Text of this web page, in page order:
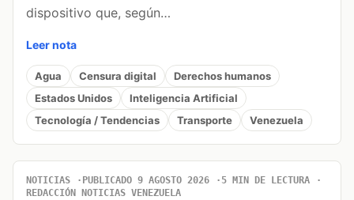
dispositivo que, según…
Leer nota
Agua Censura digital
Derechos humanos
Estados Unidos
Inteligencia Artificial
Tecnología / Tendencias
Transporte Venezuela
NOTICIAS PUBLICADO 9 AGOSTO 2026
5 MIN DE LECTURA
REDACCIÓN NOTICIAS VENEZUELA